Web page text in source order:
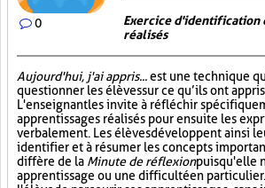
0
Exercice d'identification
réalisés
Aujourd'hui, j'ai appris...est une technique
questionner les élèves sur ce qu’ils ont
L'enseignant les invite à réfléchir
apprentissages réalisés pour ensuite les
verbalement. Les élèves développent ainsi
identifier et à résumer les concepts
diffère de la Minute de réflexionpuisqu'elle
apprentissage ou une difficulté en